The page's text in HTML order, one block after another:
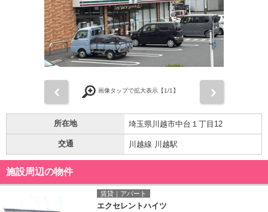
画像タップで拡大表示【1/1】
所在地 埼玉県川越市中台１丁目12
交通 川越線 川越駅
施設周辺の物件
賃貸｜アパート
エクセレントハイツ